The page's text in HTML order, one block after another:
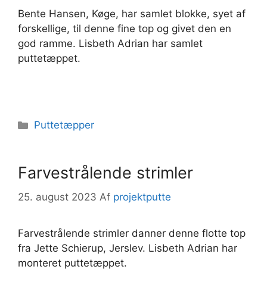
Bente Hansen, Køge, har samlet blokke, syet af
forskellige, til denne fine top og givet den en
god ramme. Lisbeth Adrian har samlet
puttetæppet.
Kategorier
Puttetæpper
Farvestrålende strimler
25. august 2023 Af projektputte
Farvestrålende strimler danner denne flotte top
fra Jette Schierup, Jerslev. Lisbeth Adrian har
monteret puttetæppet.